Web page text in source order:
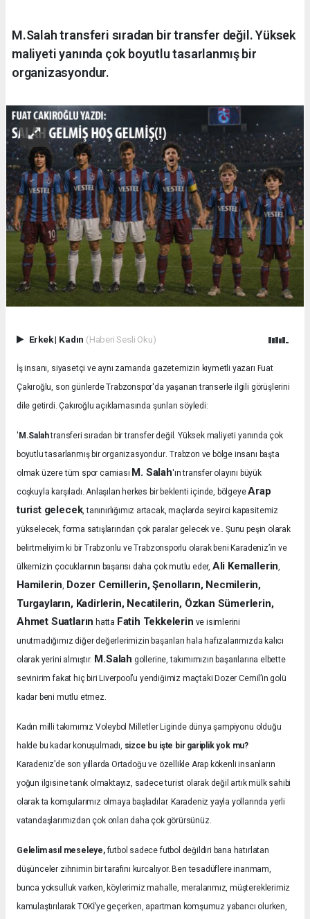
M.Salah transferi sıradan bir transfer değil. Yüksek
maliyeti yanında çok boyutlu tasarlanmış bir
organizasyondur.
Erkek| Kadın (Haberi Sesli Oku)
İş insanı, siyasetçi ve aynı zamanda gazetemizin kıymetli yazarı Fuat
Çakıroğlu, son günlerde Trabzonspor'da yaşanan transerle ilgili görüşlerini
dile getirdi. Çakıroğlu açıklamasında şunları söyledi:
' M.Salahtransferi sıradan bir transfer değil. Yüksek maliyeti yanında çok
boyutlu tasarlanmış bir organizasyondur.Trabzon ve bölge insanı başta
olmak üzere tüm spor camiası M. Salah'ın transfer olayını büyük
coşkuyla karşıladı.Anlaşılan herkes bir beklenti içinde, bölgeyeArap
turist gelecek, tanınırlığımız artacak, maçlarda seyirci kapasitemiz
yükselecek, forma satışlarından çok paralar gelecek ve.. Şunu peşin olarak
belirtmeliyim ki bir Trabzonlu ve Trabzonsporlu olarak beni Karadeniz’in ve
ülkemizin çocuklarının başarısı daha çok mutlu eder, Ali Kemallerin,
Hamilerin, Dozer Cemillerin, Şenolların, Necmilerin,
Turgayların, Kadirlerin, Necatilerin, Özkan Sümerlerin,
Ahmet Suatların hatta Fatih Tekkelerin ve isimlerini
unutmadığımız diğer değerlerimizin başarıları hala hafızalarımızda kalıcı
olarak yerini almıştır. M.Salah gollerine, takımımızın başarılarına elbette
sevinirim fakat hiç biri Liverpool’u yendiğimiz maçtaki Dozer Cemil’in golü
kadar beni mutlu etmez.
Kadın milli takımımız Voleybol Milletler Liginde dünya şampiyonu olduğu
halde bu kadar konuşulmadı, sizce bu işte bir gariplik yok mu?
Karadeniz’de son yıllarda Ortadoğu ve özellikle Arap kökenli insanların
yoğun ilgisine tanık olmaktayız, sadece turist olarak değil artık mülk sahibi
olarak ta komşularımız olmaya başladılar. Karadeniz yayla yollarında yerli
vatandaşlarımızdan çok onları daha çok görürsünüz.
Gelelim asıl meseleye,futbol sadece futbol değildiri bana hatırlatan
düşünceler zihnimin bir tarafını kurcalıyor. Ben tesadüflere inanmam,
bunca yoksulluk varken, köylerimiz mahalle, meralarımız, müştereklerimiz
kamulaştırılarak TOKİ’ye geçerken, apartman komşumuz yabancı olurken,